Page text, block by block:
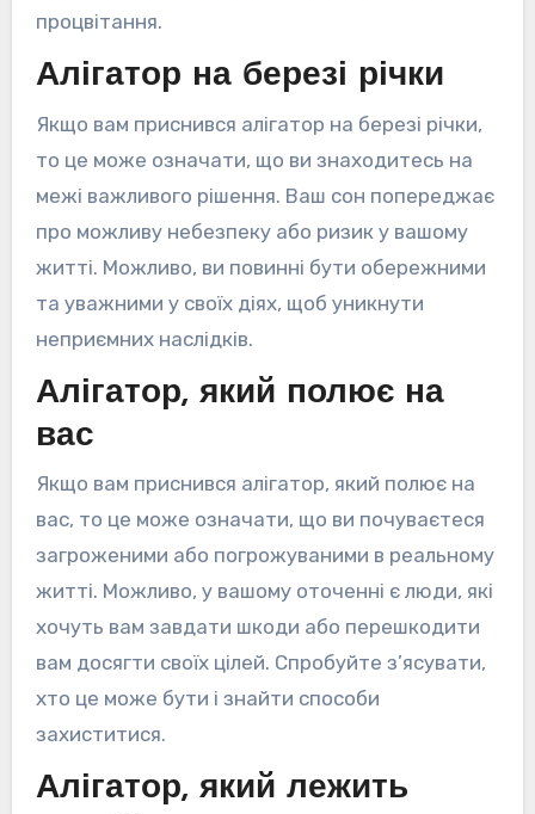
процвітання.
Алігатор на березі річки
Якщо вам приснився алігатор на березі річки,
то це може означати, що ви знаходитесь на
межі важливого рішення. Ваш сон попереджає
про можливу небезпеку або ризик у вашому
житті. Можливо, ви повинні бути обережними
та уважними у своїх діях, щоб уникнути
неприємних наслідків.
Алігатор, який полює на
вас
Якщо вам приснився алігатор, який полює на
вас, то це може означати, що ви почуваєтеся
загроженими або погрожуваними в реальному
житті. Можливо, у вашому оточенні є люди, які
хочуть вам завдати шкоди або перешкодити
вам досягти своїх цілей. Спробуйте з’ясувати,
хто це може бути і знайти способи
захиститися.
Алігатор, який лежить